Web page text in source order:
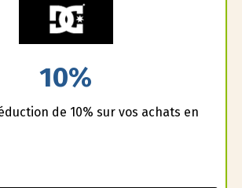
10%
de 10% sur vos achats en